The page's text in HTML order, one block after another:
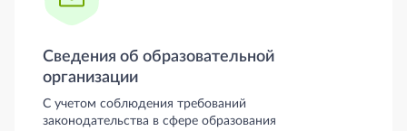
Сведения об образовательной
организации
С учетом соблюдения требований
законодательства в сфере образования